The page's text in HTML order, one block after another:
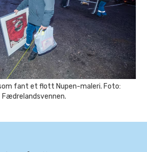
fant et flott Nupen-maleri. Foto:
Fædrelandsvennen.